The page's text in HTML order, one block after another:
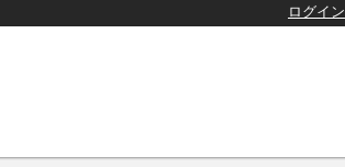
ログイン